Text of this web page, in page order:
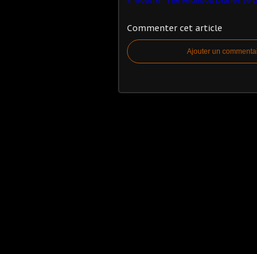
Commenter cet article
Ajouter un